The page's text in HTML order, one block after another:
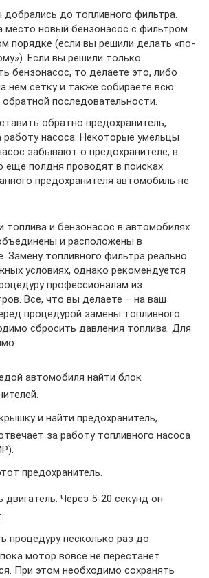
добрались до топливного фильтра.
место новый бензонасос с фильтром
порядке (если вы решили делать «по-
Если вы решили только
бензонасос, то делаете это, либо
нем сетку и также собираете всю
обратной последовательности.
обратно предохранитель,
насоса. Некоторые умельцы
забывают о предохранителе, в
еще полдня проводят в поисках
предохранителя автомобиль не
топлива и бензонасос в автомобилях
и расположены в
Замену топливного фильтра реально
условиях, однако рекомендуется
профессионалам из
Все, что вы делаете – на ваш
процедурой замены топливного
сбросить давления топлива. Для
автомобиля найти блок
и найти предохранитель,
за работу топливного насоса
предохранитель.
двигатель. Через 5-20 секунд он
процедуру несколько раз до
мотор вовсе не перестанет
При этом необходимо сохранять